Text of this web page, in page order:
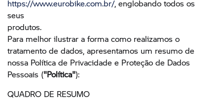
https://www.eurobike.com.br/, englobando todos os
seus
produtos.
Para melhor ilustrar a forma como realizamos o
tratamento de dados, apresentamos um resumo de
nossa Política de Privacidade e Proteção de Dados
Pessoais ("Política"):
QUADRO DE RESUMO